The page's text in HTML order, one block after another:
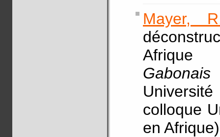
Mayer,
Afrique
colloque
en Afrique)